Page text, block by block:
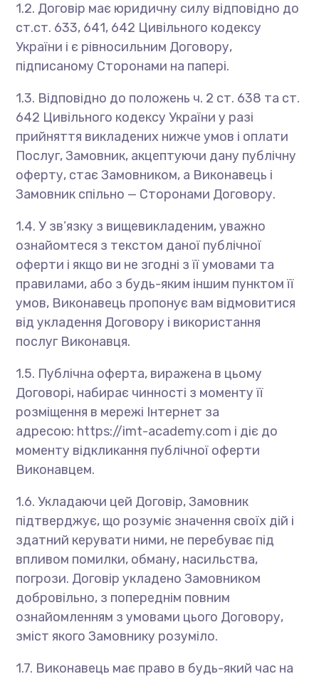
1.2. Договір має юридичну силу відповідно до
ст.ст. 633, 641, 642 Цивільного кодексу
України і є рівносильним Договору,
підписаному Сторонами на папері.
1.3. Відповідно до положень ч. 2 ст. 638 та ст.
642 Цивільного кодексу України у разі
прийняття викладених нижче умов і оплати
Послуг, Замовник, акцептуючи дану публічну
оферту, стає Замовником, а Виконавець і
Замовник спільно — Сторонами Договору.
1.4. У зв’язку з вищевикладеним, уважно
ознайомтеся з текстом даної публічної
оферти і якщо ви не згодні з її умовами та
правилами, або з будь-яким іншим пунктом її
умов, Виконавець пропонує вам відмовитися
від укладення Договору і використання
послуг Виконавця.
1.5. Публічна оферта, виражена в цьому
Договорі, набирає чинності з моменту її
розміщення в мережі Інтернет за
адресою: https://imt-academy.com і діє до
моменту відкликання публічної оферти
Виконавцем.
1.6. Укладаючи цей Договір, Замовник
підтверджує, що розуміє значення своїх дій і
здатний керувати ними, не перебуває під
впливом помилки, обману, насильства,
погрози. Договір укладено Замовником
добровільно, з попереднім повним
ознайомленням з умовами цього Договору,
зміст якого Замовнику розуміло.
1.7. Виконавець має право в будь-який час на